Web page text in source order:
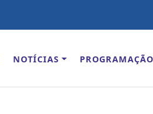
NOTÍCIAS PROGRAMAÇÃO